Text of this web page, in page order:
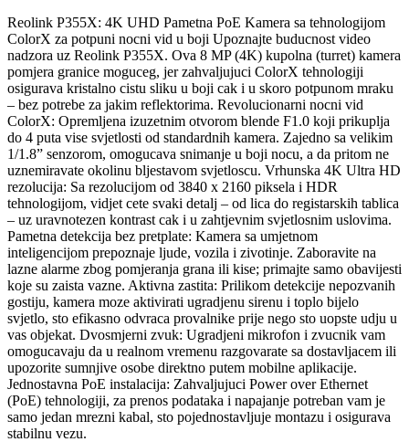
Reolink P355X: 4K UHD Pametna PoE Kamera sa tehnologijom
ColorX za potpuni nocni vid u boji Upoznajte buducnost video
nadzora uz Reolink P355X. Ova 8 MP (4K) kupolna (turret) kamera
pomjera granice moguceg, jer zahvaljujuci ColorX tehnologiji
osigurava kristalno cistu sliku u boji cak i u skoro potpunom mraku
– bez potrebe za jakim reflektorima. Revolucionarni nocni vid
ColorX: Opremljena izuzetnim otvorom blende F1.0 koji prikuplja
do 4 puta vise svjetlosti od standardnih kamera. Zajedno sa velikim
1/1.8” senzorom, omogucava snimanje u boji nocu, a da pritom ne
uznemiravate okolinu bljestavom svjetloscu. Vrhunska 4K Ultra HD
rezolucija: Sa rezolucijom od 3840 x 2160 piksela i HDR
tehnologijom, vidjet cete svaki detalj – od lica do registarskih tablica
– uz uravnotezen kontrast cak i u zahtjevnim svjetlosnim uslovima.
Pametna detekcija bez pretplate: Kamera sa umjetnom
inteligencijom prepoznaje ljude, vozila i zivotinje. Zaboravite na
lazne alarme zbog pomjeranja grana ili kise; primajte samo obavijesti
koje su zaista vazne. Aktivna zastita: Prilikom detekcije nepozvanih
gostiju, kamera moze aktivirati ugradjenu sirenu i toplo bijelo
svjetlo, sto efikasno odvraca provalnike prije nego sto uopste udju u
vas objekat. Dvosmjerni zvuk: Ugradjeni mikrofon i zvucnik vam
omogucavaju da u realnom vremenu razgovarate sa dostavljacem ili
upozorite sumnjive osobe direktno putem mobilne aplikacije.
Jednostavna PoE instalacija: Zahvaljujuci Power over Ethernet
(PoE) tehnologiji, za prenos podataka i napajanje potreban vam je
samo jedan mrezni kabal, sto pojednostavljuje montazu i osigurava
stabilnu vezu.